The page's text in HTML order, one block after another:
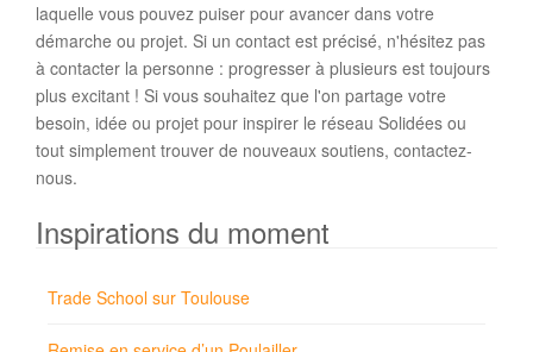
laquelle vous pouvez puiser pour avancer dans votre
démarche ou projet. Si un contact est précisé, n'hésitez pas
à contacter la personne : progresser à plusieurs est toujours
plus excitant ! Si vous souhaitez que l'on partage votre
besoin, idée ou projet pour inspirer le réseau Solidées ou
tout simplement trouver de nouveaux soutiens, contactez-
nous.
Inspirations du moment
Trade School sur Toulouse